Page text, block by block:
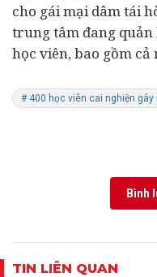
cho gái mại dâm tái
trung tâm đang quản
học viên, bao gồm cả
# 400 học viên cai nghiện gây
Bình
TIN LIÊN QUAN